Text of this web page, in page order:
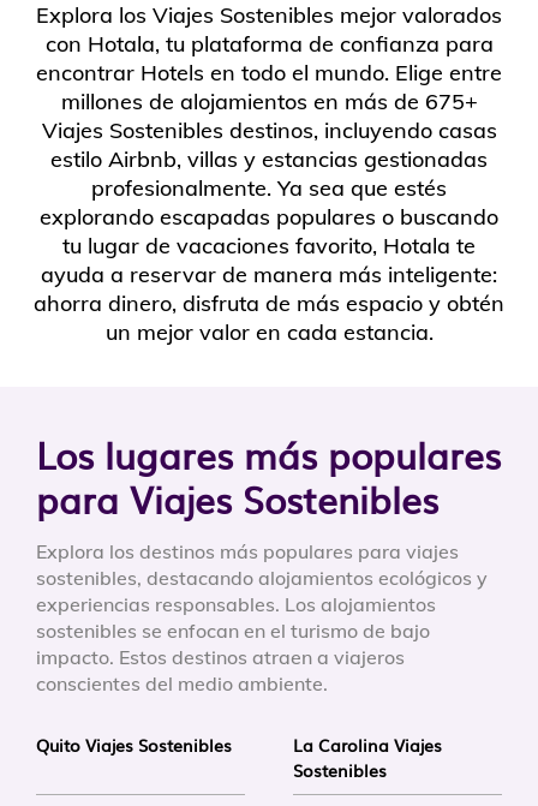
Explora los Viajes Sostenibles mejor valorados
con Hotala, tu plataforma de confianza para
encontrar Hotels en todo el mundo. Elige entre
millones de alojamientos en más de 675+
Viajes Sostenibles destinos, incluyendo casas
estilo Airbnb, villas y estancias gestionadas
profesionalmente. Ya sea que estés
explorando escapadas populares o buscando
tu lugar de vacaciones favorito, Hotala te
ayuda a reservar de manera más inteligente:
ahorra dinero, disfruta de más espacio y obtén
un mejor valor en cada estancia.
Los lugares más populares
para Viajes Sostenibles
Explora los destinos más populares para viajes
sostenibles, destacando alojamientos ecológicos y
experiencias responsables. Los alojamientos
sostenibles se enfocan en el turismo de bajo
impacto. Estos destinos atraen a viajeros
conscientes del medio ambiente.
Quito Viajes Sostenibles
La Carolina Viajes
Sostenibles